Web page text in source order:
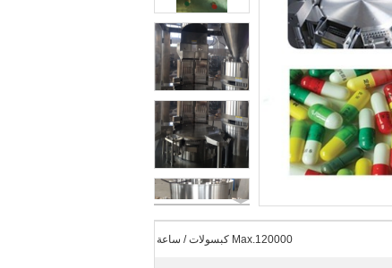
Max.120000 كبسولات / ساعة